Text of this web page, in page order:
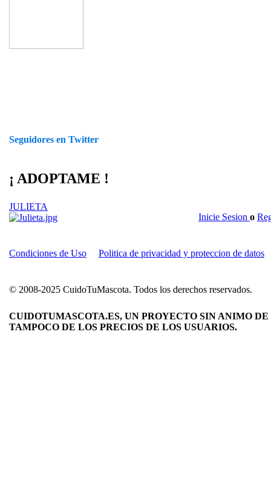
Seguidores en Twitter
¡ ADOPTAME !
JULIETA
Inicie Sesion o
Condiciones de Uso Politica de privacidad y proteccion de datos
© 2008-2025 CuidoTuMascota. Todos los derechos reservados.
CUIDOTUMASCOTA.ES, UN PROYECTO SIN ANIMO
TAMPOCO DE LOS PRECIOS DE LOS USUARIOS.